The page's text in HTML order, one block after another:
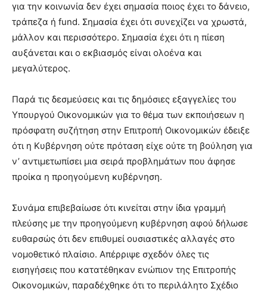
για την κοινωνία δεν έχει σημασία ποιος έχει το δάνειο,
τράπεζα ή fund. Σημασία έχει ότι συνεχίζει να χρωστά,
μάλλον και περισσότερο. Σημασία έχει ότι η πίεση
αυξάνεται και ο εκβιασμός είναι ολοένα και
μεγαλύτερος.
Παρά τις δεσμεύσεις και τις δημόσιες εξαγγελίες του
Υπουργού Οικονομικών για το θέμα των εκποιήσεων η
πρόσφατη συζήτηση στην Επιτροπή Οικονομικών έδειξε
ότι η Κυβέρνηση ούτε πρόταση είχε ούτε τη βούληση για
ν’ αντιμετωπίσει μια σειρά προβλημάτων που άφησε
προίκα η προηγούμενη κυβέρνηση.
Συνάμα επιβεβαίωσε ότι κινείται στην ίδια γραμμή
πλεύσης με την προηγούμενη κυβέρνηση αφού δήλωσε
ευθαρσώς ότι δεν επιθυμεί ουσιαστικές αλλαγές στο
νομοθετικό πλαίσιο. Απέρριψε σχεδόν όλες τις
εισηγήσεις που κατατέθηκαν ενώπιον της Επιτροπής
Οικονομικών, παραδέχθηκε ότι το περιλάλητο Σχέδιο